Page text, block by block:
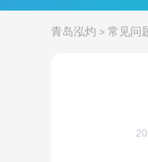
青岛泓灼 > 常见问